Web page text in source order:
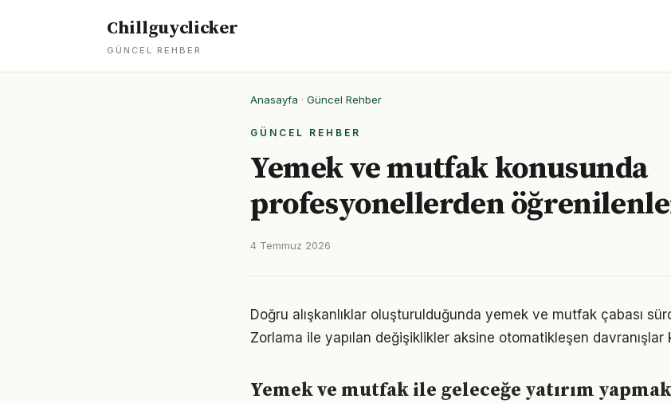
Chillguyclicker
GÜNCEL REHBER
Anasayfa · Güncel Rehber
GÜNCEL REHBER
Yemek ve mutfak konusunda
profesyonellerden
4 Temmuz 2026
Doğru alışkanlıklar oluşturulduğunda yemek ve mutfak çabası
Zorlama ile yapılan değişiklikler aksine otomatikleşen davranışlar
Yemek ve mutfak ile geleceğe yatırım yapmak